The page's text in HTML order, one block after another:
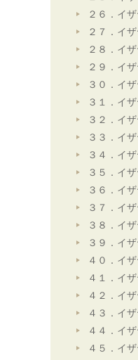
２６．イ
２７．イ
２８．イ
２９．イ
３０．イ
３１．イ
３２．イ
３３．イ
３４．イ
３５．イ
３６．イ
３７．イ
３８．イ
３９．イ
４０．イ
４１．イ
４２．イ
４３．イ
４４．イ
４５．イ